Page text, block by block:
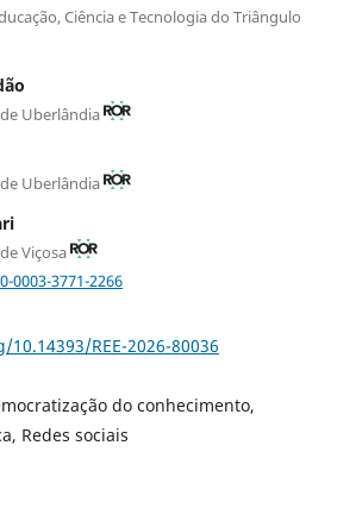
Ciência e Tecnologia do Triângulo
Uberlândia
Uberlândia
Viçosa
3771-2266
REE-2026-80036
do conhecimento,
Redes sociais